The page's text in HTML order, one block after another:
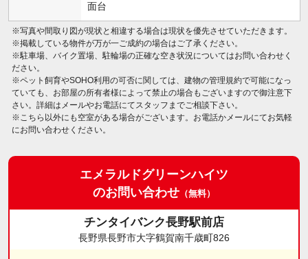
面台
※写真や間取り図が現状と相違する場合は現状を優先させていただきます。
※掲載している物件が万が一ご成約の場合はご了承ください。
※駐車場、バイク置場、駐輪場の正確な空き状況についてはお問い合わせく
ださい。
※ペット飼育やSOHO利用の可否に関しては、建物の管理規約で可能になっ
ていても、お部屋の所有者様によって禁止の場合もございますので御注意下
さい。詳細はメールやお電話にてスタッフまでご相談下さい。
※こちら以外にも空室がある場合がございます。お電話かメールにてお気軽
にお問い合わせください。
エメラルドグリーンハイツ
のお問い合わせ （無料）
チンタイバンク長野駅前店
長野県長野市大字鶴賀南千歳町826